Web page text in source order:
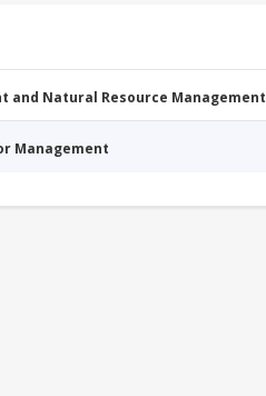
and Natural Resource Management
Management